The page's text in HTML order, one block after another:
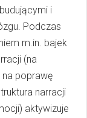
i
Podczas
m.in. bajek
(na
na poprawę
narracji
aktywizuje